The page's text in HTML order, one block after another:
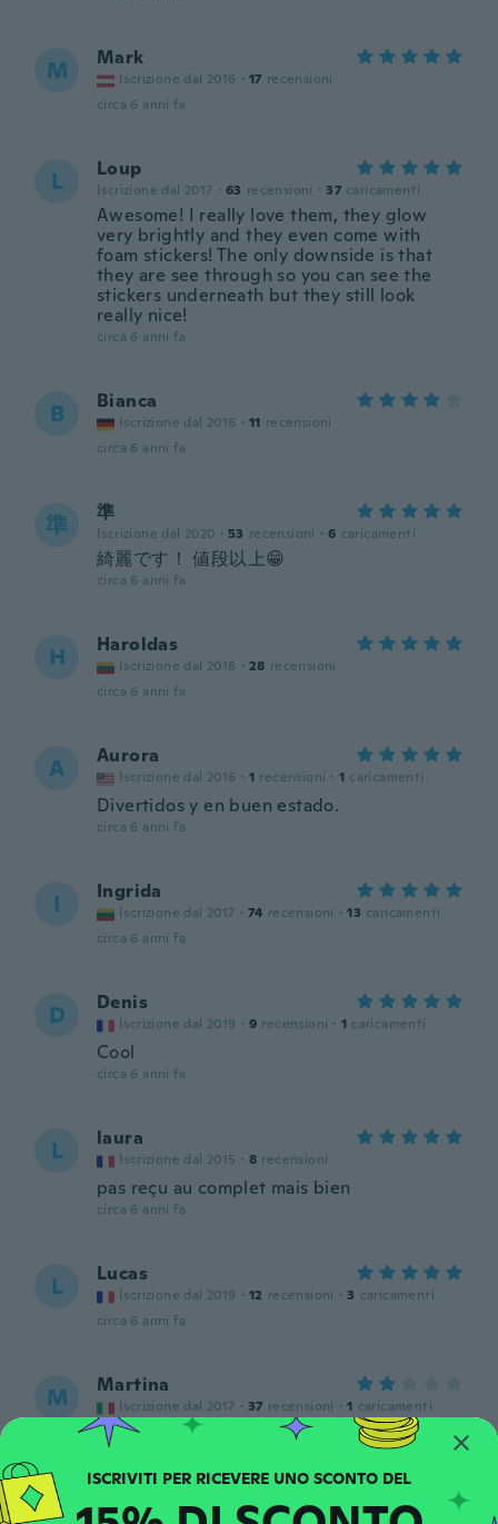
M Mark
Iscrizione dal 2016 · 17 recensioni
circa 6 anni fa
L Loup
Iscrizione dal 2017 · 63 recensioni · 37 caricamenti
Awesome! I really love them, they glow
very brightly and they even come with
foam stickers! The only downside is that
they are see through so you can see the
stickers underneath but they still look
really nice!
circa 6 anni fa
B Bianca
Iscrizione dal 2016 · 11 recensioni
circa 6 anni fa
準 準
Iscrizione dal 2020 · 53 recensioni · 6 caricamenti
綺麗です！ 値段以上😁
circa 6 anni fa
H Haroldas
Iscrizione dal 2018 · 28 recensioni
circa 6 anni fa
A Aurora
Iscrizione dal 2016 · 1 recensioni · 1 caricamenti
Divertidos y en buen estado.
circa 6 anni fa
I Ingrida
Iscrizione dal 2017 · 74 recensioni · 13 caricamenti
circa 6 anni fa
D Denis
Iscrizione dal 2019 · 9 recensioni · 1 caricamenti
Cool
circa 6 anni fa
L laura
Iscrizione dal 2015 · 8 recensioni
pas reçu au complet mais bien
circa 6 anni fa
L Lucas
Iscrizione dal 2019 · 12 recensioni · 3 caricamenti
circa 6 anni fa
M Martina
Iscrizione dal 2017 · 37 recensioni · 1 caricamenti
circa 6 anni fa
C Iscrizione dal 2018 · 41 recensioni · 11
caricamenti